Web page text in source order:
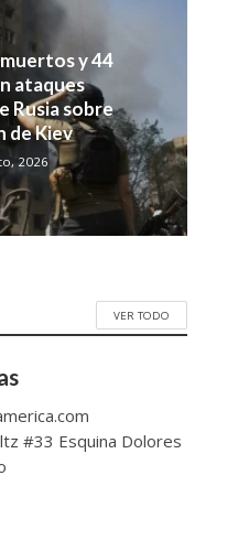
y 44
ataques
Rusia sobre
de Kiev
2026
VER TODO
#33 Esquina Dolores